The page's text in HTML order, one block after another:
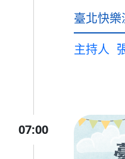
臺北快樂
主持人
07:00